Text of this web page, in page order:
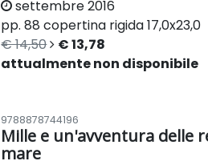
settembre 2016
pp. 88 copertina rigida17,0x23,0
€ 14,50
€ 13,78
attualmente non disponibile
9788878744196
Mille e un'avventura delle
mare